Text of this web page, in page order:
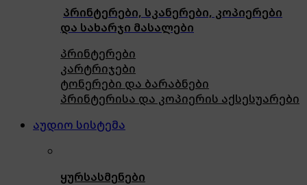
პრინტერები, სკანერები, კოპიერები
და სახარჯი მასალები
პრინტერები
კარტრიჯები
ტონერები და ბარაბნები
პრინტერისა და კოპიერის აქსესუარები
აუდიო სისტემა
ყურსასმენები